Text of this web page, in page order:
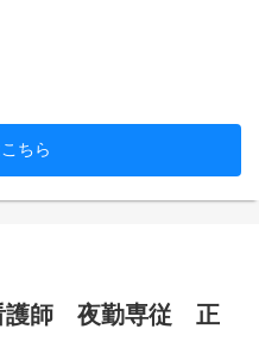
ちら
護師 夜勤専従 正